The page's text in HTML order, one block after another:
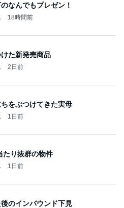
なんでもプレゼン！
18時間前
た新発売商品
2日前
をぶつけてきた実母
1日前
たり抜群の物件
1日前
後のインバウンド下見